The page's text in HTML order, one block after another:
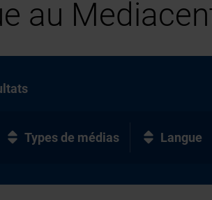
au
Types de médias Langue